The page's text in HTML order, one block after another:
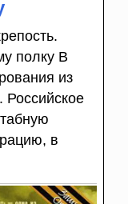
полку В
из
Российское
в